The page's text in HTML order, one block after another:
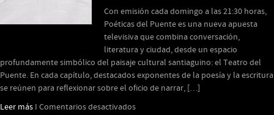
Con emisión cada domingo a las 21:30 horas,
Poéticas del Puente es una nueva apuesta
televisiva que combina conversación,
literatura y ciudad, desde un espacio
profundamente simbólico del paisaje cultural santiaguino: el Teatro del
Puente. En cada capítulo, destacados exponentes de la poesía y la escritura
se reúnen para reflexionar sobre el oficio de narrar, […]
Leer más I Comentarios desactivadosen